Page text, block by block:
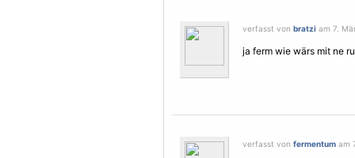
verfasst von bratzi am 7.
ja ferm wie wärs mit ne
verfasst von fermentum am